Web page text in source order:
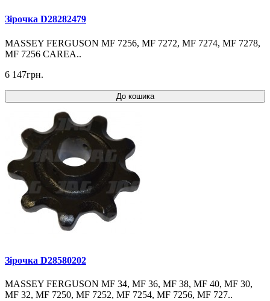
Зірочка D28282479
MASSEY FERGUSON MF 7256, MF 7272, MF 7274, MF 7278,
MF 7256 CAREA..
6 147грн.
До кошика
Зірочка D28580202
MASSEY FERGUSON MF 34, MF 36, MF 38, MF 40, MF 30,
MF 32, MF 7250, MF 7252, MF 7254, MF 7256, MF 727..